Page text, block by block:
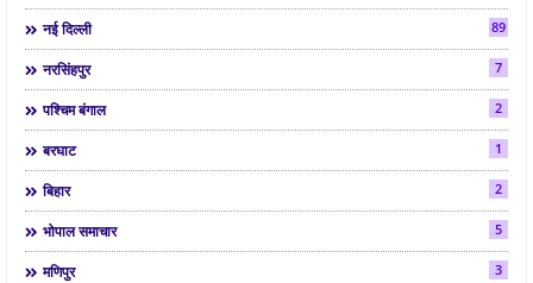
नई दिल्ली 89
नरसिंहपुर 7
पश्चिम बंगाल 2
बरघाट 1
बिहार 2
भोपाल समाचार 5
मणिपुर 3